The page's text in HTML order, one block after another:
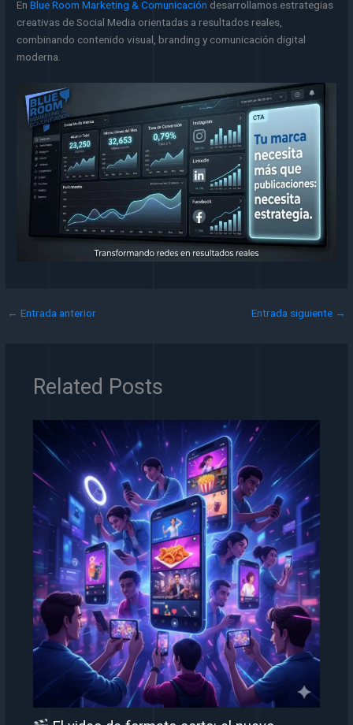
EnBlue Room Marketing & Comunicación desarrollamos estrategias
creativas de Social Media orientadas a resultados reales,
combinando contenido visual, branding y comunicación digital
moderna.
← Entrada anterior Entrada siguiente →
Related Posts